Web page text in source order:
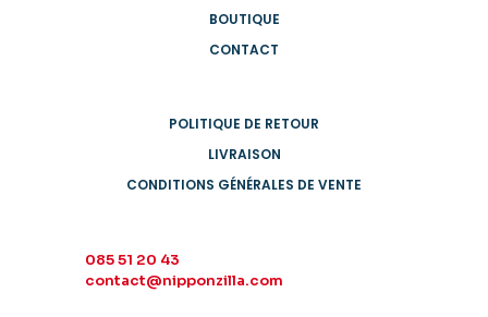
BOUTIQUE
CONTACT
POLITIQUE DE RETOUR
LIVRAISON
CONDITIONS GÉNÉRALES DE VENTE
085 51 20 43
contact@nipponzilla.com